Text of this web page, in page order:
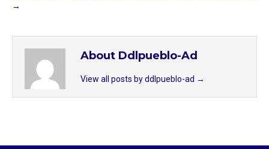
→
About Ddlpueblo-Ad
View all posts by ddlpueblo-ad →